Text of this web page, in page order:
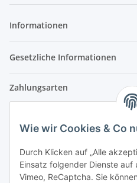
Wie wir Cookies & Co
Durch Klicken auf „Alle
Einsatz folgender Dienste auf
Vimeo, ReCaptcha. Sie
Informationen
Gesetzliche Informationen
Zahlungsarten
Versandpartner
Partner